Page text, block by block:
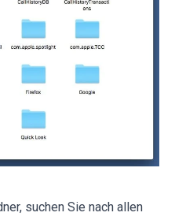
suchen Sie nach allen